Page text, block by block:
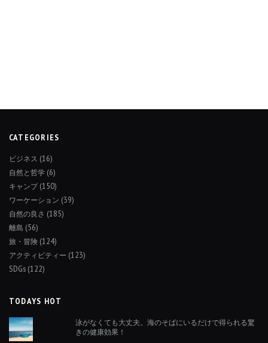
CATEGORIES
ビジネス (16)
自然と哲学 (6)
キャンプ(150)
ワーケーション (39)
自然の良さ (185)
離島 (56)
旅・冒険 (124)
アクティビティー (123)
SDGs (122)
TODAYS HOT
泳がなくても大丈夫。海のそばにいるだけで得られる驚
きの健康効果！